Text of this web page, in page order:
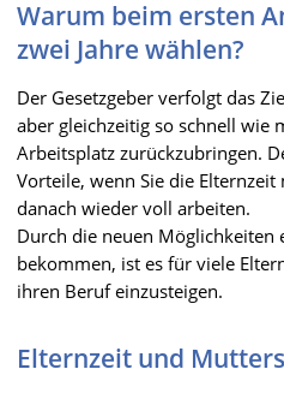
Warum beim ersten
zwei Jahre wählen?
Der Gesetzgeber verfolgt das
aber gleichzeitig so schnell wie
Arbeitsplatz zurückzubringen.
Vorteile, wenn Sie die
danach wieder voll arbeiten.
Durch die neuen Möglichkeiten
bekommen, ist es für viele
ihren Beruf einzusteigen.
Elternzeit und